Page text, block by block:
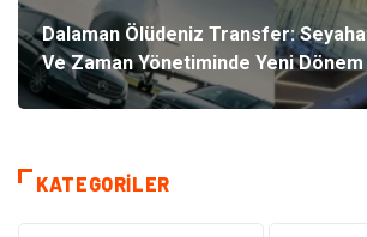
Dalaman Ölüdeniz Transfer:
Ve Zaman Yönetiminde Yeni Dönem
KATEGORILER